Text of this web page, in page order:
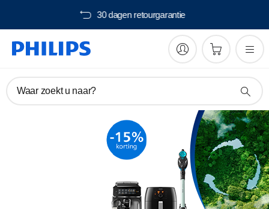
verzending vanaf €40,-
Waar zoekt u naar?